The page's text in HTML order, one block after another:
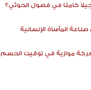
كاملًا في فصول الحوثي؟
المأساة الإنسانية
موازية في توقيت الحسم